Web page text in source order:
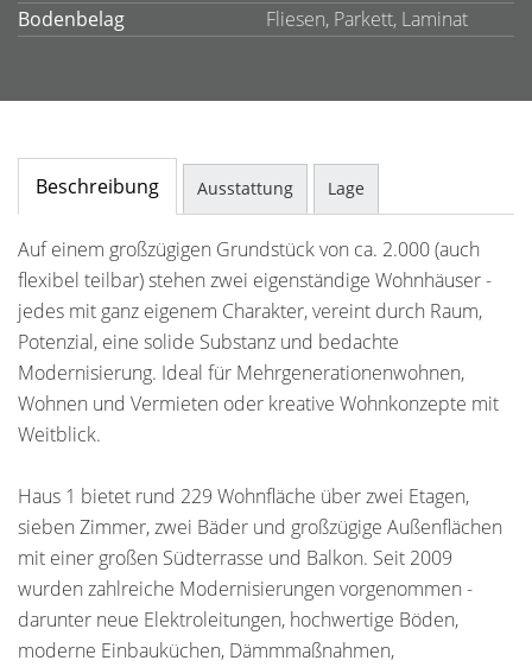
Bodenbelag
Fliesen, Parkett, Laminat
Beschreibung Ausstattung Lage
Auf einem großzügigen Grundstück von ca. 2.000 (auch
flexibel teilbar) stehen zwei eigenständige Wohnhäuser -
jedes mit ganz eigenem Charakter, vereint durch Raum,
Potenzial, eine solide Substanz und bedachte
Modernisierung. Ideal für Mehrgenerationenwohnen,
Wohnen und Vermieten oder kreative Wohnkonzepte mit
Weitblick.
Haus 1 bietet rund 229 Wohnfläche über zwei Etagen,
sieben Zimmer, zwei Bäder und großzügige Außenflächen
mit einer großen Südterrasse und Balkon. Seit 2009
wurden zahlreiche Modernisierungen vorgenommen -
darunter neue Elektroleitungen, hochwertige Böden,
moderne Einbauküchen, Dämmmaßnahmen,